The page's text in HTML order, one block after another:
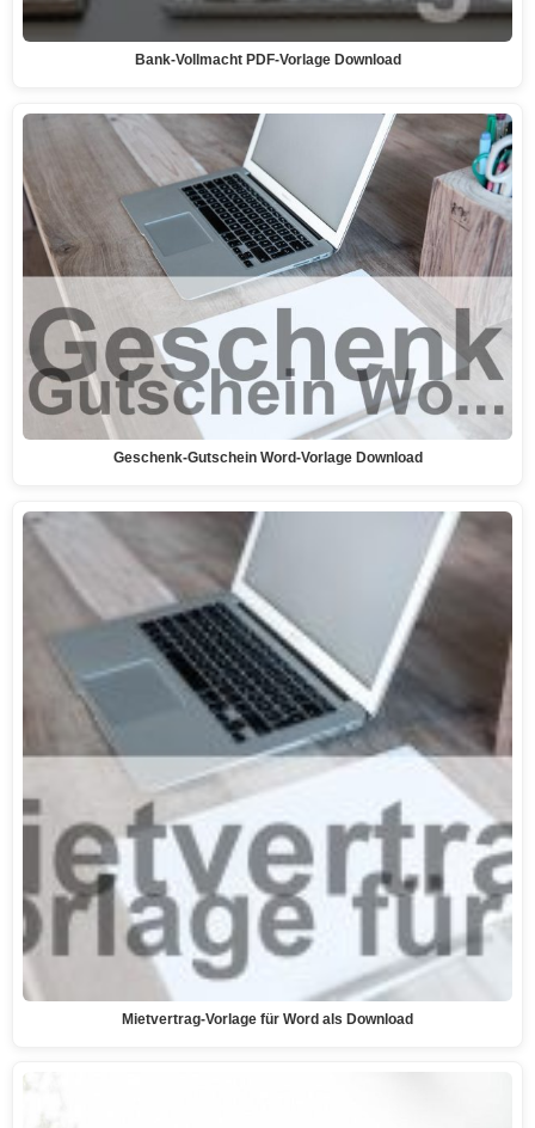
Bank-Vollmacht PDF-Vorlage Download
Geschenk-Gutschein Word-Vorlage Download
Mietvertrag-Vorlage für Word als Download